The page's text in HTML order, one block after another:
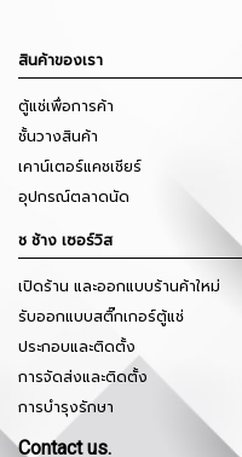
สินค้าของเรา
ตู้แช่เพื่อการค้า
ชั้นวางสินค้า
เคาน์เตอร์แคชเชียร์
อุปกรณ์ตลาดนัด
ช ช้าง เซอร์วิส
เปิดร้าน และออกแบบร้านค้าใหม่
รับออกแบบสติ๊กเกอร์ตู้แช่
ประกอบและติดตั้ง
การจัดส่งและติดตั้ง
การบำรุงรักษา
Contact us.